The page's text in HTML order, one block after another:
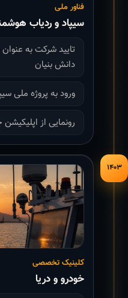
فناور ملی
سیپاد و ردیاب
دانش بنیان
ورود به پروژه ملی
رونمایی از
۱۴۰۳
کلینیک تخصصی
خودرو و دریا